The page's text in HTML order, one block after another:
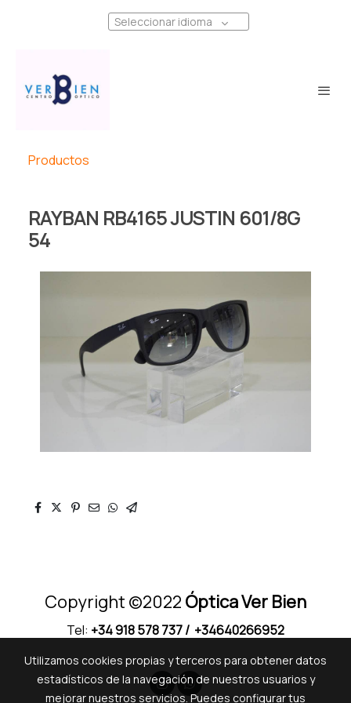
Seleccionar idioma
Productos
RAYBAN RB4165 JUSTIN 601/8G
54
Copyright ©2022 Óptica Ver Bien
Tel: +34 918 578 737/ +34640266952
Utilizamos cookies propias y terceros para obtener datos
estadísticos de la navegación de nuestros usuarios y
mejorar nuestros servicios. Puedes configurar tus